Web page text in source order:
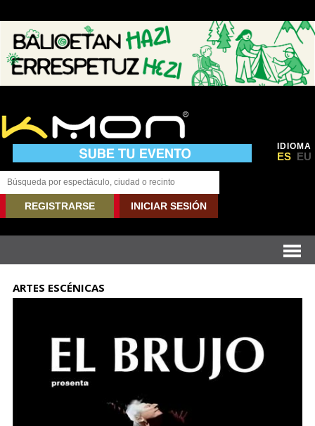
IDIOMA
ES EU
REGISTRARSE INICIAR SESIÓN
ARTES ESCÉNICAS